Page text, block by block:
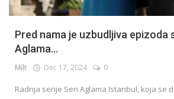
Pred nama je uzbudljiva epizoda
Aglama...
Milt Dec 17, 2024 0
Radnja serije Sen Aglama Istanbul, koja se